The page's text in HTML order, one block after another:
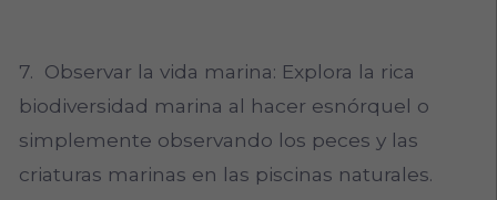
7. Observar la vida marina: Explora la rica
biodiversidad marina al hacer esnórquel o
simplemente observando los peces y las
criaturas marinas en las piscinas naturales.